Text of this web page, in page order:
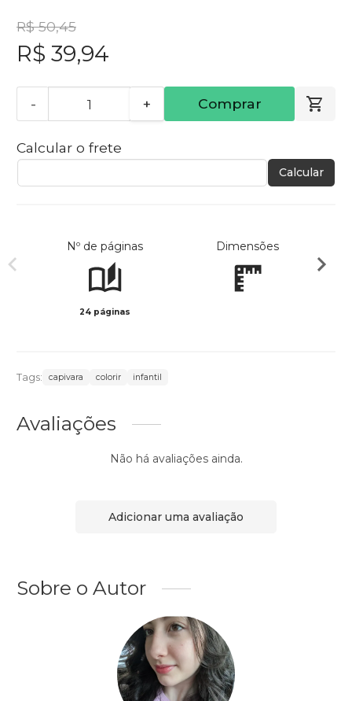
R$ 50,45
R$ 39,94
- + Comprar
Calcular o frete
Calcular
Nº de páginas
24 páginas
Dimensões
Tags: capivara colorir infantil
Avaliações
Não há avaliações ainda.
Adicionar uma avaliação
Sobre o Autor